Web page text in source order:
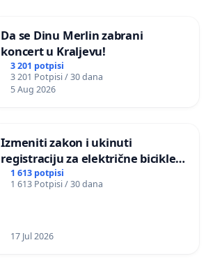
Da se Dinu Merlin zabrani
koncert u Kraljevu!
3 201 potpisi
3 201 Potpisi / 30 dana
5 Aug 2026
Izmeniti zakon i ukinuti
registraciju za električne bicikle i
skutere do 250W
1 613 potpisi
1 613 Potpisi / 30 dana
17 Jul 2026